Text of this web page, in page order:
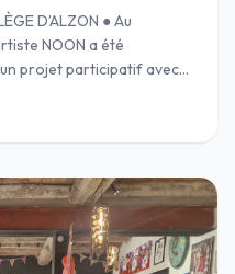
D’ALZON ● Au
NOON a été
projet participatif avec